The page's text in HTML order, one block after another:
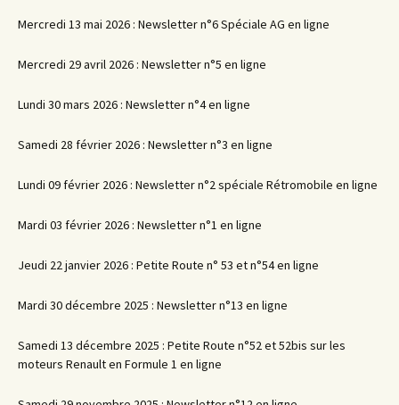
Mercredi 13 mai 2026 : Newsletter n°6 Spéciale AG en ligne
Mercredi 29 avril 2026 : Newsletter n°5 en ligne
Lundi 30 mars 2026 : Newsletter n°4 en ligne
Samedi 28 février 2026 : Newsletter n°3 en ligne
Lundi 09 février 2026 : Newsletter n°2 spéciale Rétromobile en ligne
Mardi 03 février 2026 : Newsletter n°1 en ligne
Jeudi 22 janvier 2026 : Petite Route n° 53 et n°54 en ligne
Mardi 30 décembre 2025 : Newsletter n°13 en ligne
Samedi 13 décembre 2025 : Petite Route n°52 et 52bis sur les
moteurs Renault en Formule 1 en ligne